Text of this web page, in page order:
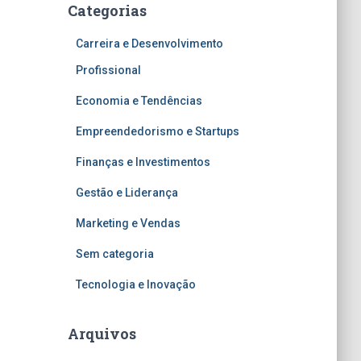
Categorias
Carreira e Desenvolvimento
Profissional
Economia e Tendências
Empreendedorismo e Startups
Finanças e Investimentos
Gestão e Liderança
Marketing e Vendas
Sem categoria
Tecnologia e Inovação
Arquivos